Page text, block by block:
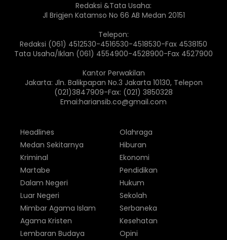
Redaksi &Tata Usaha:
Jl Brigjen Katamso No 66 AB Medan 20151
Telepon:
Redaksi (061) 4512530-4516530-4518530-Fax 4538150
Tata Usaha/Iklan (061) 4554900-4528900-Fax 4527900
Kantor Perwakilan
Jakarta: Jln. Balikpapan No.3 Jakarta 10130, Telepon
(021)3847909-Fax: (021) 3850328
Emai:hariansib.co@gmail.com
Headlines
Medan Sekitarnya
Kriminal
Martabe
Dalam Negeri
Luar Negeri
Olahraga
Hiburan
Ekonomi
Pendidikan
Hukum
Sekolah
Mimbar Agama Islam
Agama Kristen
Lembaran Budaya
Serbaneka
Kesehatan
Opini